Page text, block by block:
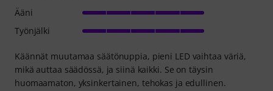
Käännät muutamaa säätönuppia, pieni LED vaihtaa väriä,
mikä auttaa säädössä, ja siinä kaikki. Se on täysin
huomaamaton, yksinkertainen, tehokas ja edullinen.
Ääni
Työnjälki